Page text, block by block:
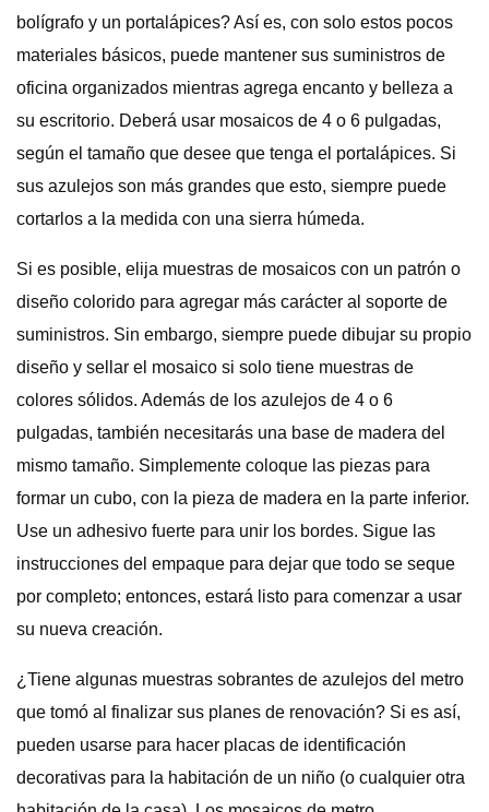
bolígrafo y un portalápices? Así es, con solo estos pocos
materiales básicos, puede mantener sus suministros de
oficina organizados mientras agrega encanto y belleza a
su escritorio. Deberá usar mosaicos de 4 o 6 pulgadas,
según el tamaño que desee que tenga el portalápices. Si
sus azulejos son más grandes que esto, siempre puede
cortarlos a la medida con una sierra húmeda.
Si es posible, elija muestras de mosaicos con un patrón o
diseño colorido para agregar más carácter al soporte de
suministros. Sin embargo, siempre puede dibujar su propio
diseño y sellar el mosaico si solo tiene muestras de
colores sólidos. Además de los azulejos de 4 o 6
pulgadas, también necesitarás una base de madera del
mismo tamaño. Simplemente coloque las piezas para
formar un cubo, con la pieza de madera en la parte inferior.
Use un adhesivo fuerte para unir los bordes. Sigue las
instrucciones del empaque para dejar que todo se seque
por completo; entonces, estará listo para comenzar a usar
su nueva creación.
¿Tiene algunas muestras sobrantes de azulejos del metro
que tomó al finalizar sus planes de renovación? Si es así,
pueden usarse para hacer placas de identificación
decorativas para la habitación de un niño (o cualquier otra